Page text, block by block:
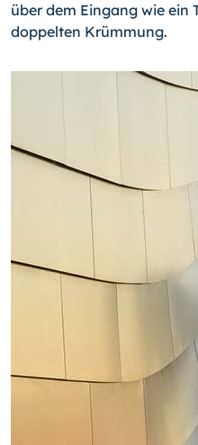
über dem Eingang wie ein
doppelten Krümmung.